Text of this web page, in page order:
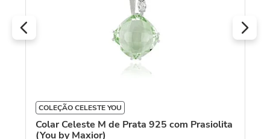
COLEÇÃO CELESTE YOU
Colar Celeste M de Prata 925 com Prasiolita
(You by Maxior)